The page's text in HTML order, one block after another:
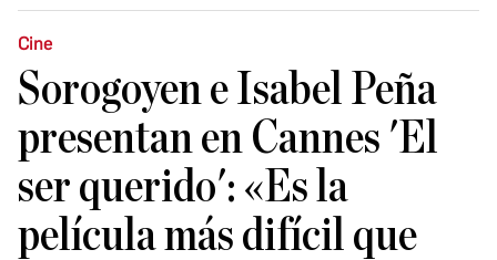
Cine
Sorogoyen e Isabel Peña
presentan en Cannes 'El
ser querido': «Es la
película más difícil que